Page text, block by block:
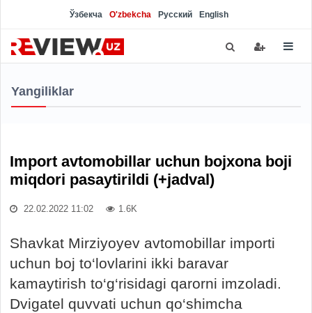
Ўзбекча O'zbekcha Русский English
Yangiliklar
Import avtomobillar uchun bojxona boji
miqdori pasaytirildi (+jadval)
22.02.2022 11:02 1.6K
Shavkat Mirziyoyev avtomobillar importi
uchun boj to‘lovlarini ikki baravar
kamaytirish to‘g‘risidagi qarorni imzoladi.
Dvigatel quvvati uchun qo‘shimcha